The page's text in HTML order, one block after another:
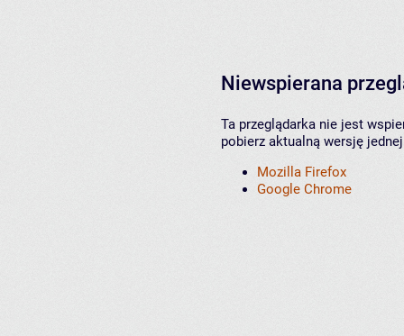
Niewspierana
Ta przeglądarka nie jest
pobierz aktualną wersję
Mozilla Firefox
Google Chrome